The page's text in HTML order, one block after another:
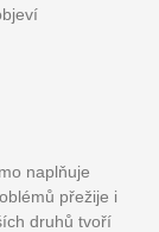
naplňuje
přežije i
druhů tvoří